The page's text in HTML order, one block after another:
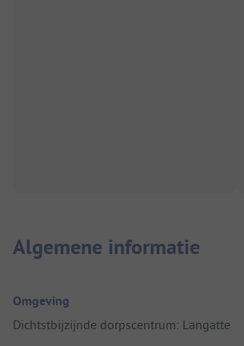
Algemene informatie
Omgeving
Dichtstbijzijnde dorpscentrum: Langatte